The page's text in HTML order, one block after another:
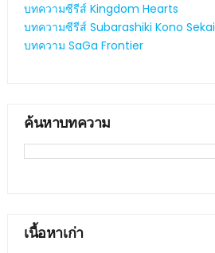
บทความซีรีส์ Kingdom Hearts
บทความซีรีส์ Subarashiki Kono Sekai
บทความ SaGa Frontier
ค้นหาบทความ
เนื้อหาเก่า